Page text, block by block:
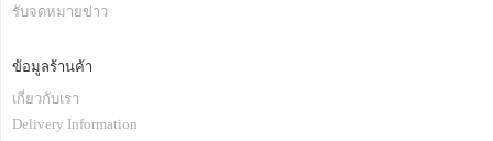
รับจดหมายข่าว
ข้อมูลร้านค้า
เกี่ยวกับเรา
Delivery Information